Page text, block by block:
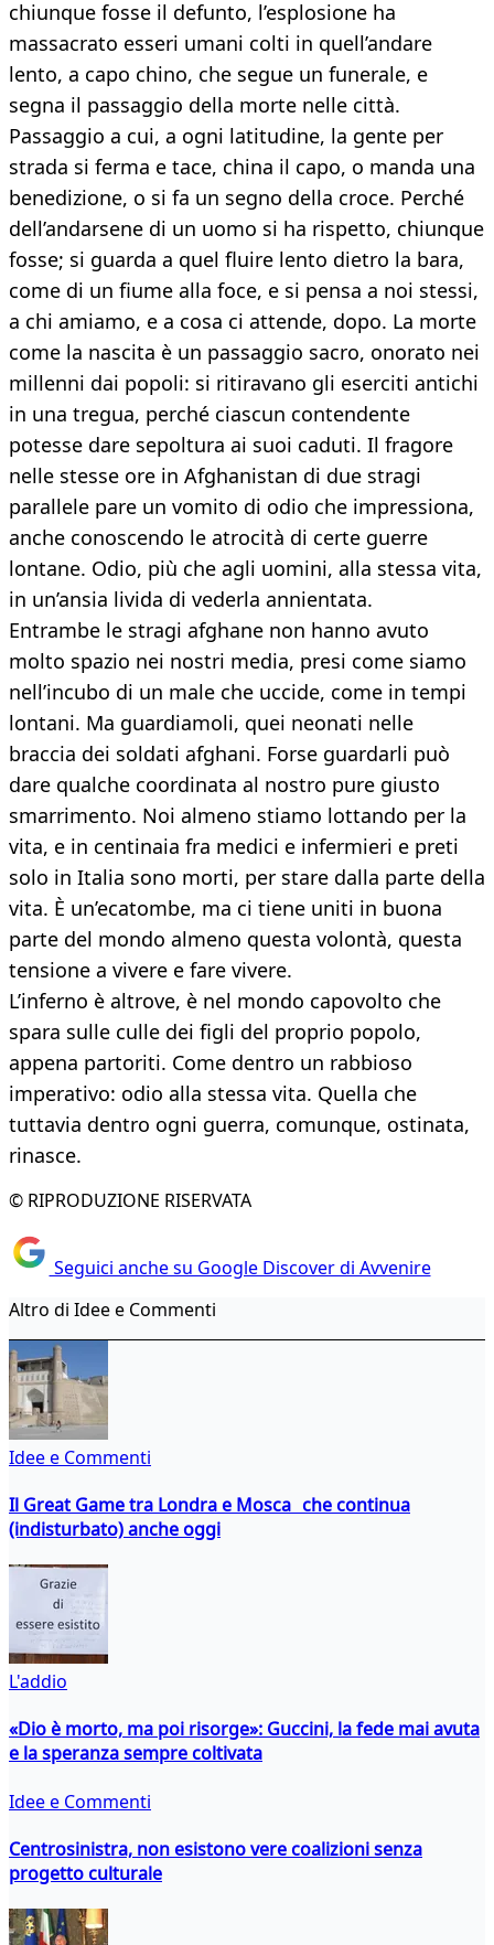
chiunque fosse il defunto, l’esplosione ha
massacrato esseri umani colti in quell’andare
lento, a capo chino, che segue un funerale, e
segna il passaggio della morte nelle città.
Passaggio a cui, a ogni latitudine, la gente per
strada si ferma e tace, china il capo, o manda una
benedizione, o si fa un segno della croce. Perché
dell’andarsene di un uomo si ha rispetto, chiunque
fosse; si guarda a quel fluire lento dietro la bara,
come di un fiume alla foce, e si pensa a noi stessi,
a chi amiamo, e a cosa ci attende, dopo. La morte
come la nascita è un passaggio sacro, onorato nei
millenni dai popoli: si ritiravano gli eserciti antichi
in una tregua, perché ciascun contendente
potesse dare sepoltura ai suoi caduti. Il fragore
nelle stesse ore in Afghanistan di due stragi
parallele pare un vomito di odio che impressiona,
anche conoscendo le atrocità di certe guerre
lontane. Odio, più che agli uomini, alla stessa vita,
in un’ansia livida di vederla annientata.
Entrambe le stragi afghane non hanno avuto
molto spazio nei nostri media, presi come siamo
nell’incubo di un male che uccide, come in tempi
lontani. Ma guardiamoli, quei neonati nelle
braccia dei soldati afghani. Forse guardarli può
dare qualche coordinata al nostro pure giusto
smarrimento. Noi almeno stiamo lottando per la
vita, e in centinaia fra medici e infermieri e preti
solo in Italia sono morti, per stare dalla parte della
vita. È un’ecatombe, ma ci tiene uniti in buona
parte del mondo almeno questa volontà, questa
tensione a vivere e fare vivere.
L’inferno è altrove, è nel mondo capovolto che
spara sulle culle dei figli del proprio popolo,
appena partoriti. Come dentro un rabbioso
imperativo: odio alla stessa vita. Quella che
tuttavia dentro ogni guerra, comunque, ostinata,
rinasce.
© RIPRODUZIONE RISERVATA
Seguici anche su Google Discover di Avvenire
Altro di Idee e Commenti
Idee e Commenti
Il Great Game tra Londra e Mosca che continua
(indisturbato) anche oggi
L'addio
«Dio è morto, ma poi risorge»: Guccini, la fede mai avuta
e la speranza sempre coltivata
Idee e Commenti
Centrosinistra, non esistono vere coalizioni senza
progetto culturale